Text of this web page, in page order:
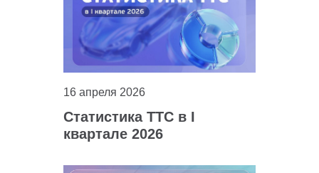
16 апреля 2026
Статистика ТТС в I
квартале 2026